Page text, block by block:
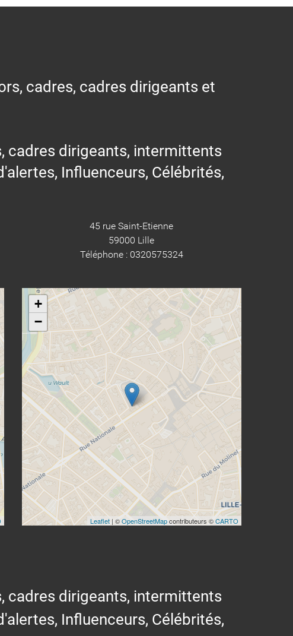
cadres, cadres dirigeants et
cadres dirigeants, intermittents
Influenceurs, Célébrités,
45 rue Saint-Etienne
59000 Lille
Téléphone : 0320575324
+
−
Leaflet| ©OpenStreetMapcontributeurs ©CARTO
cadres dirigeants, intermittents
Influenceurs, Célébrités,